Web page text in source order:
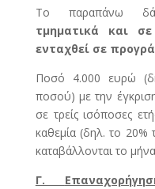
Το παραπάνω
τμηματικά και
ενταχθεί σε
Ποσό 4.000 ευρώ
ποσού) με την
σε τρείς ισόποσες
καθεμία (δηλ. το
καταβάλλονται το
Γ.